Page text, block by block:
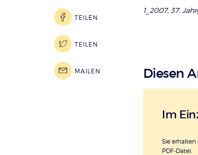
1_2007, 37.
Diesen
Im
Sie erhalten
PDF-Datei.
TEILEN
TEILEN
MAILEN